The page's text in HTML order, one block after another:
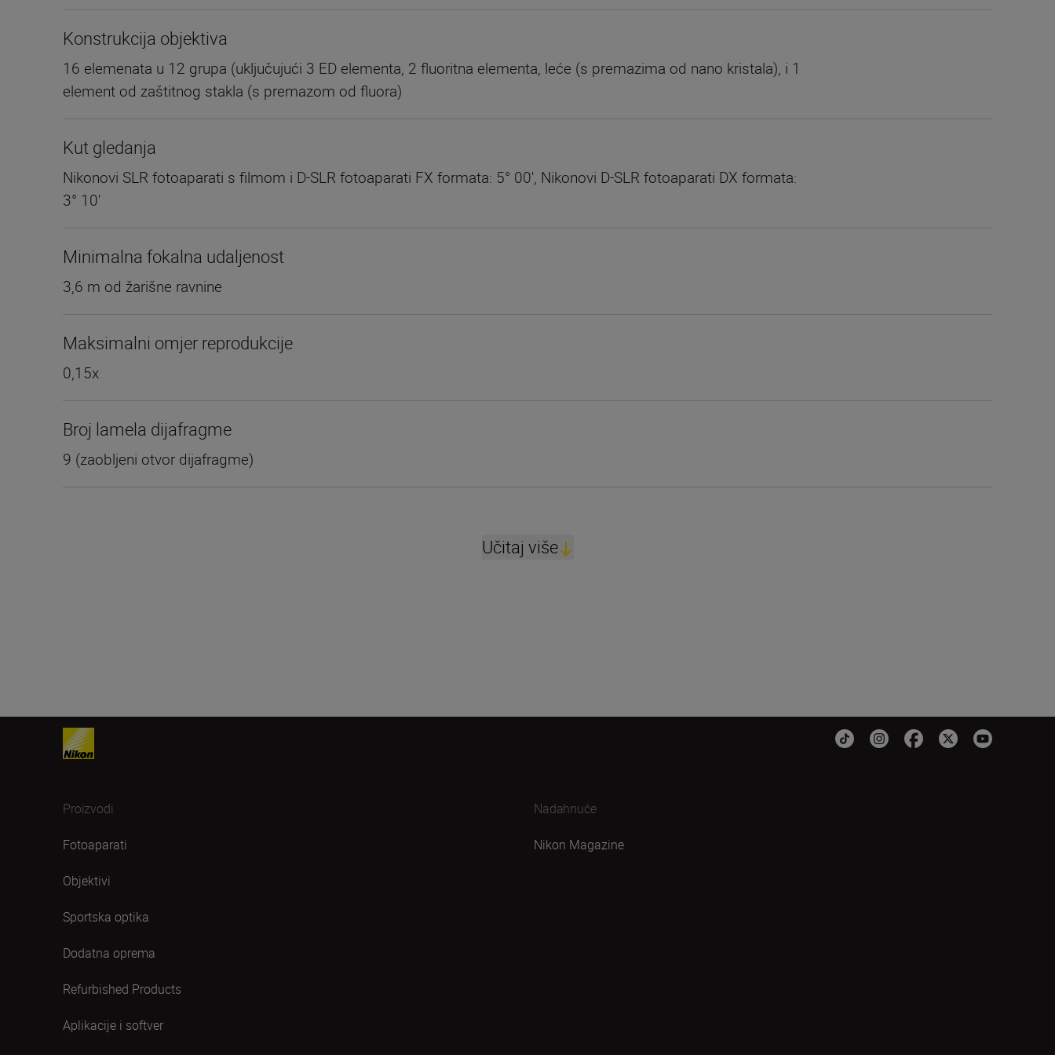
Konstrukcija objektiva
16 elemenata u 12 grupa (uključujući 3 ED elementa, 2 fluoritna elementa, leće (s premazima od nano kristala), i 1
element od zaštitnog stakla (s premazom od fluora)
Kut gledanja
Nikonovi SLR fotoaparati s filmom i D-SLR fotoaparati FX formata: 5° 00', Nikonovi D-SLR fotoaparati DX formata:
3° 10'
Minimalna fokalna udaljenost
3,6 m od žarišne ravnine
Maksimalni omjer reprodukcije
0,15x
Broj lamela dijafragme
9 (zaobljeni otvor dijafragme)
Učitaj više
Proizvodi
Fotoaparati
Objektivi
Sportska optika
Dodatna oprema
Refurbished Products
Aplikacije i softver
Nadahnuće
Nikon Magazine